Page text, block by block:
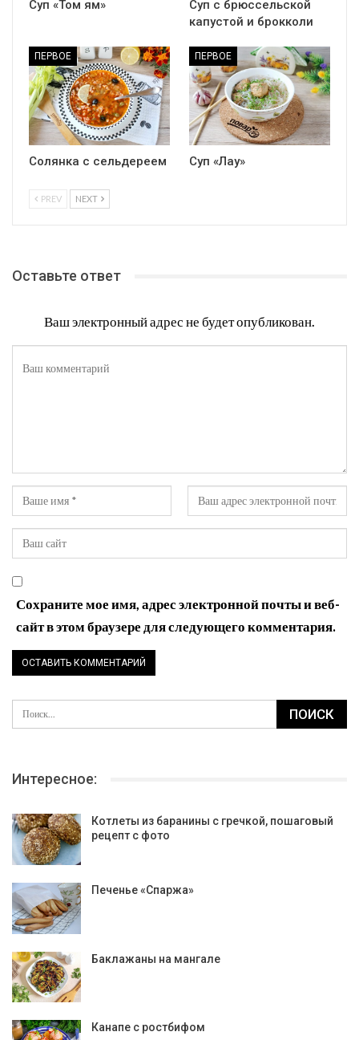
Суп «Том ям»
Суп с брюссельской
капустой и брокколи
ПЕРВОЕ
Солянка с сельдереем
ПЕРВОЕ
Суп «Лау»
PREV NEXT
Оставьте ответ
Ваш электронный адрес не будет опубликован.
Сохраните мое имя, адрес электронной почты и веб-
сайт в этом браузере для следующего комментария.
Интересное:
Котлеты из баранины с гречкой, пошаговый
рецепт с фото
Печенье «Спаржа»
Баклажаны на мангале
Канапе с ростбифом